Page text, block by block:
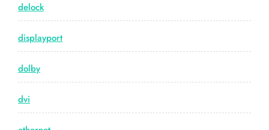
delock
displayport
dolby
dvi